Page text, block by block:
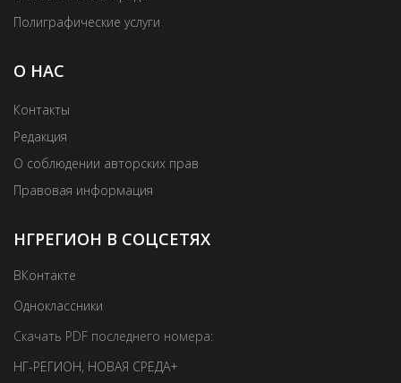
Полиграфические услуги
О НАС
Контакты
Редакция
О соблюдении авторских прав
Правовая информация
НГРЕГИОН В СОЦСЕТЯХ
ВКонтакте
Одноклассники
Скачать PDF последнего номера:
НГ-РЕГИОН, НОВАЯ СРЕДА+